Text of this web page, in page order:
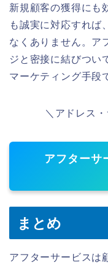
新規顧客の獲得にも
も誠実に対応すれば
なくありません。ア
ジと密接に結びつい
マーケティング手段
＼アドレス
アフターサ
まとめ
アフターサービスは